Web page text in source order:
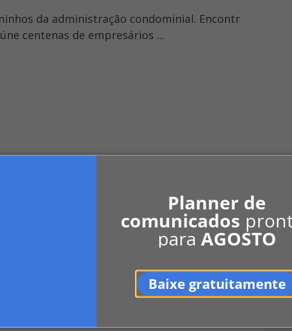
Planner de
comunicados
paraAGOSTO
Baixe gratuitamente
da administração condominial. Encontr
centenas de empresários ...